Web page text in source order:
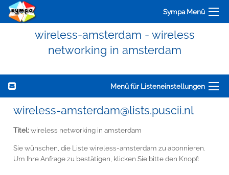
Sympa Menü
wireless-amsterdam - wireless
networking in amsterdam
Menü für Listeneinstellungen
wireless-amsterdam@lists.puscii.nl
Titel:wireless networking in amsterdam
Sie wünschen, die Liste wireless-amsterdam zu abonnieren.
Um Ihre Anfrage zu bestätigen, klicken Sie bitte den Knopf: